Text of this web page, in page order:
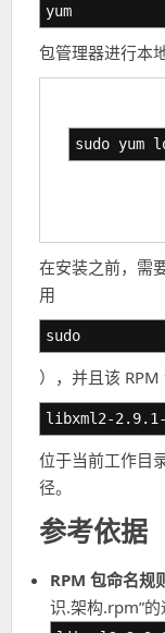
yum
包管理器进行本
sudo yum
在安装之前，需
用
sudo
），并且该 RPM
libxml2-2.9.1-
位于当前工作目
径。
参考依据
RPM 包命名规
识.架构.rpm”